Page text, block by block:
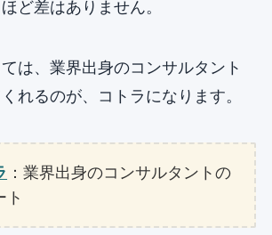
ど差はありません。
は、業界出身のコンサルタント
れるのが、コトラになります。
：業界出身のコンサルタントの
ト